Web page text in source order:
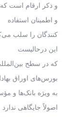
و ذکر ارقام است
و اطمینان استفاده
کنندگان را سلب
این درحالیست
که در سطح
بورس‌های اوراق
به ویژه بانک‌ها و
اصولاً جایگاهی ندارد